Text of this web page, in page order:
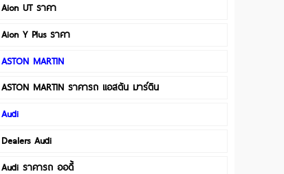
Aion UT ราคา
Aion Y Plus ราคา
ASTON MARTIN
ASTON MARTIN ราคารถ แอสตัน มาร์ติน
Audi
Dealers Audi
Audi ราคารถ ออดี้